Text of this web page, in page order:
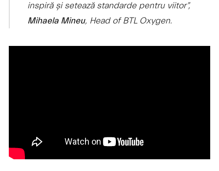
inspiră și setează standarde pentru viitor”,
Mihaela Mineu, Head of BTL Oxygen.